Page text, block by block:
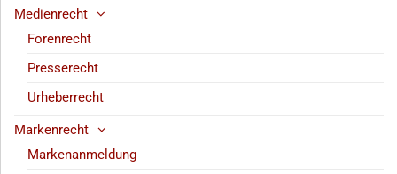
Medienrecht
Forenrecht
Presserecht
Urheberrecht
Markenrecht
Markenanmeldung